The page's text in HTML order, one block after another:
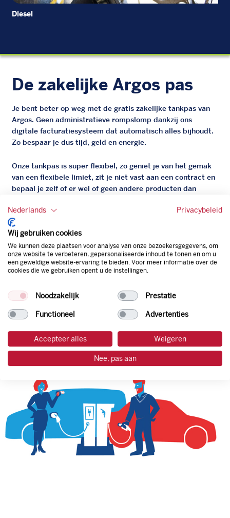
Diesel
De zakelijke Argos pas
Je bent beter op weg met de gratis zakelijke tankpas van
Argos. Geen administratieve rompslomp dankzij ons
digitale facturatiesysteem dat automatisch alles bijhoudt.
Zo bespaar je dus tijd, geld en energie.
Onze tankpas is super flexibel, zo geniet je van het gemak
van een flexibele limiet, zit je niet vast aan een contract en
bepaal je zelf of er wel of geen andere producten dan
Bovendien profiteer je altijd van een gegarandeerde
korting. Mocht de pompprijs toch lager zijn dan betaal je
natuurlijk de prijs aan de pomp. Zo ben je altijd verzekerd
van de laagste prijs.
Nederlands Privacybeleid
Wij gebruiken cookies
We kunnen deze plaatsen voor analyse van onze bezoekersgegevens, om
onze website te verbeteren, gepersonaliseerde inhoud te tonen en om u
een geweldige website-ervaring te bieden. Voor meer informatie over de
cookies die we gebruiken opent u de instellingen.
Noodzakelijk Prestatie
Functioneel Advertenties
Accepteer alles Weigeren
Nee, pas aan